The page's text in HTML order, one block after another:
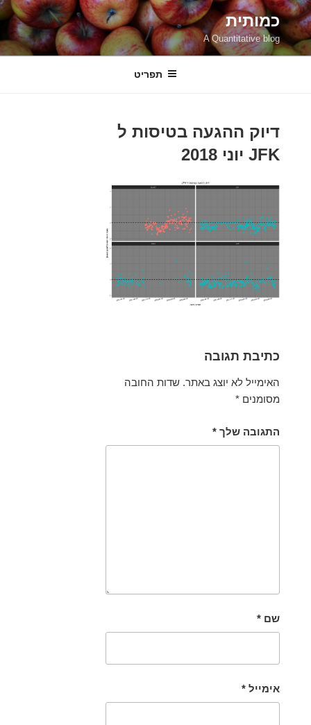
דילוג
לתוכן
כמותית
A Quantitative blog
תפריט
דיוק ההגעה בטיסות ל
JFK יוני 2018
כתיבת תגובה
האימייל לא יוצג באתר. שדות החובה
מסומנים *
התגובה שלך *
שם *
אימייל *